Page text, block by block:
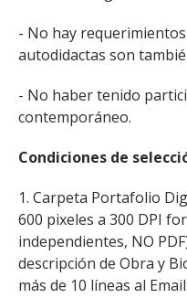
- No hay
autodidactas son
- No haber tenido
contemporáneo.
Condiciones de
1. Carpeta Portafolio
600 pixeles a 300 DPI
independientes, NO
descripción de Obra y
más de 10 líneas al